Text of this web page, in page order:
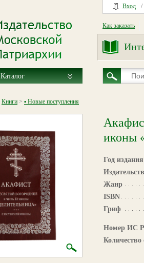
Вход /
Как заказать
Каталог
Книги > ▪ Новые поступления
иконы
Год издания
Жанр
ISBN
Гриф
Номер ИС
Количество